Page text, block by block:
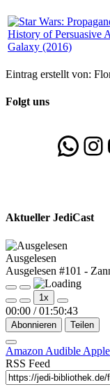
Eintrag erstellt von:
Folgt uns
Folgt
Aktueller JediCast
Ausgelesen
Ausgelesen #101 -
Play
Episode
Pause
Episode
1x
00:00 / 01:50:43
Abonnieren Teilen
Amazon Audible
RSS Feed